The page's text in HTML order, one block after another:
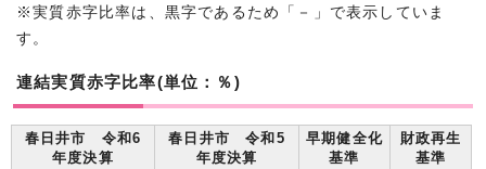
※実質赤字比率は、黒字であるため「－」で表示していま
す。
連結実質赤字比率(単位：％)
春日井市 令和6
年度決算
春日井市 令和5
年度決算
早期健全化
基準
財政再生
基準